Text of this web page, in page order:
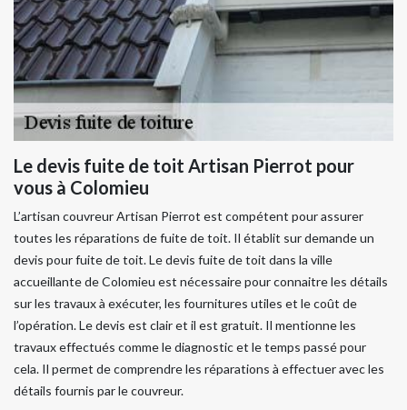
Le devis fuite de toit Artisan Pierrot pour
vous à Colomieu
L’artisan couvreur Artisan Pierrot est compétent pour assurer
toutes les réparations de fuite de toit. Il établit sur demande un
devis pour fuite de toit. Le devis fuite de toit dans la ville
accueillante de Colomieu est nécessaire pour connaitre les détails
sur les travaux à exécuter, les fournitures utiles et le coût de
l’opération. Le devis est clair et il est gratuit. Il mentionne les
travaux effectués comme le diagnostic et le temps passé pour
cela. Il permet de comprendre les réparations à effectuer avec les
détails fournis par le couvreur.